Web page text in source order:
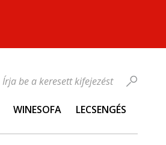
WINESOFA LECSENGÉS
Írja be a keresett kifejezést